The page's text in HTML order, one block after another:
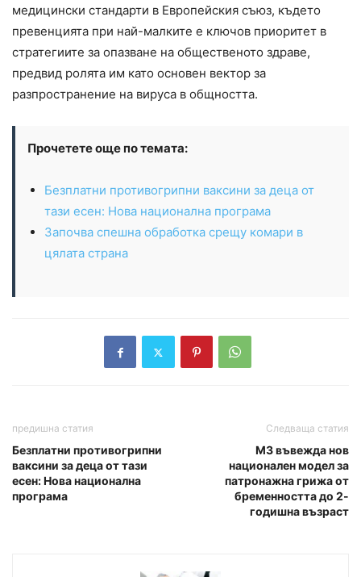
медицински стандарти в Европейския съюз, където
превенцията при най-малките е ключов приоритет в
стратегиите за опазване на общественото здраве,
предвид ролята им като основен вектор за
разпространение на вируса в общността.
Прочетете още по темата:
Безплатни противогрипни ваксини за деца от
тази есен: Нова национална програма
Започва спешна обработка срещу комари в
цялата страна
предишна статия
Безплатни противогрипни
ваксини за деца от тази
есен: Нова национална
програма
Следваща статия
МЗ въвежда нов
национален модел за
патронажна грижа от
бременността до 2-
годишна възраст